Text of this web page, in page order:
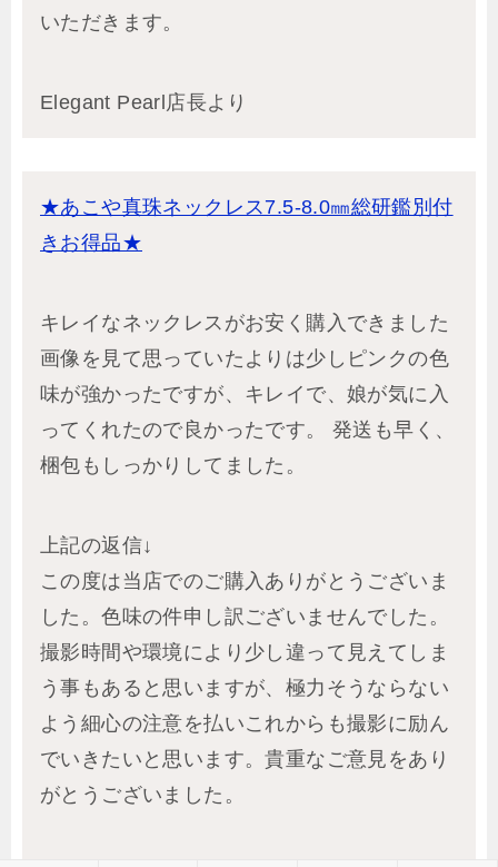
いただきます。
Elegant Pearl店長より
★あこや真珠ネックレス7.5-8.0㎜総研鑑別付
きお得品★
キレイなネックレスがお安く購入できました
画像を見て思っていたよりは少しピンクの色
味が強かったですが、キレイで、娘が気に入
ってくれたので良かったです。 発送も早く、
梱包もしっかりしてました。
上記の返信↓
この度は当店でのご購入ありがとうございま
した。色味の件申し訳ございませんでした。
撮影時間や環境により少し違って見えてしま
う事もあると思いますが、極力そうならない
よう細心の注意を払いこれからも撮影に励ん
でいきたいと思います。貴重なご意見をあり
がとうございました。